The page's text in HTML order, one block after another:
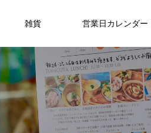
雑貨 営業日カレンダー